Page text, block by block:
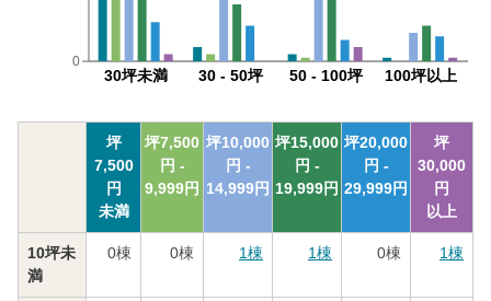
30坪未満 30 - 50坪 50 - 100坪 100坪以上
0
坪
7,500
円
未満
坪7,500
円 -
9,999円
坪10,000
円 -
14,999円
坪15,000
円 -
19,999円
坪20,000
円 -
29,999円
坪
30,000
円
以上
10坪未
満
0棟 0棟 1棟 1棟 0棟 1棟